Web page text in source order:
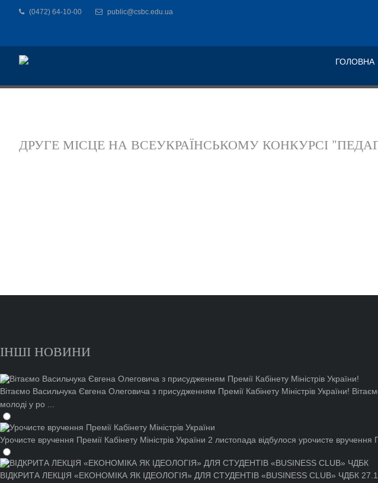
(0472) 64-10-00 public@csbc.edu.ua
ГОЛОВНА
ДРУГЕ МІСЦЕ НА ВСЕУКРАЇНСЬКОМУ КОНКУРСІ
ІНШІ НОВИНИ
Вітаємо Васильчука Євгена Олеговича з присудженням Премії Кабінету Міністрів України!
молоді у ро ...
Урочисте вручення Премії Кабінету Міністрів України 2 листопада відбулося урочисте вручення
ВІДКРИТА ЛЕКЦІЯ «ЕКОНОМІКА ЯК ІДЕОЛОГІЯ» ДЛЯ СТУДЕНТІВ «BUSINESS CLUB» ЧДБК